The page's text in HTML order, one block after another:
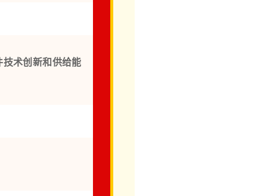
术创新和供给能